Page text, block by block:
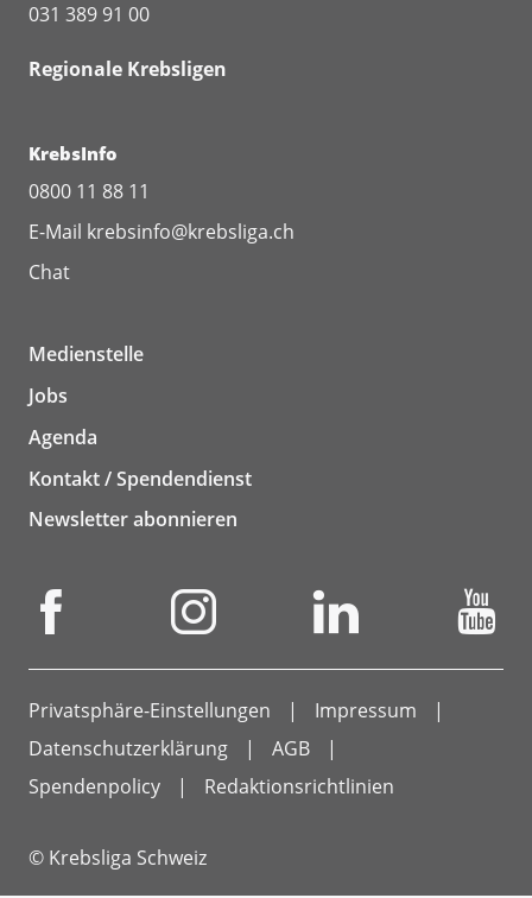
031 389 91 00
Regionale Krebsligen
KrebsInfo
0800 11 88 11
E-Mail krebsinfo@krebsliga.ch
Chat
Medienstelle
Jobs
Agenda
Kontakt / Spendendienst
Newsletter abonnieren
Privatsphäre-Einstellungen
Impressum
Datenschutzerklärung
AGB
Spendenpolicy
Redaktionsrichtlinien
© Krebsliga Schweiz